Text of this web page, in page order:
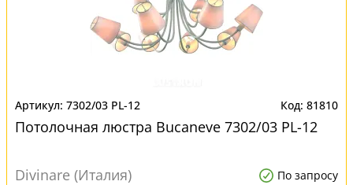
7302/03 PL-12 81810
Потолочная люстра Bucaneve 7302/03 PL-12
Divinare (Италия) По запросу